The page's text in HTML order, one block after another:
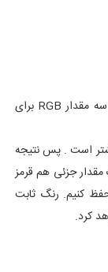
ابزار Color Picker به ما نشان می دهد که چگونه سه مقدار RGB برای
است . پس نتیجه
جزئی هم قرمز
حفظ کنیم. رنگ ثابت
کرد.